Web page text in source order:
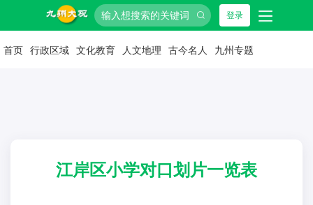
登录
首页 行政区域 文化教育 人文地理 古今名人 九州专题
江岸区小学对口划片一览表